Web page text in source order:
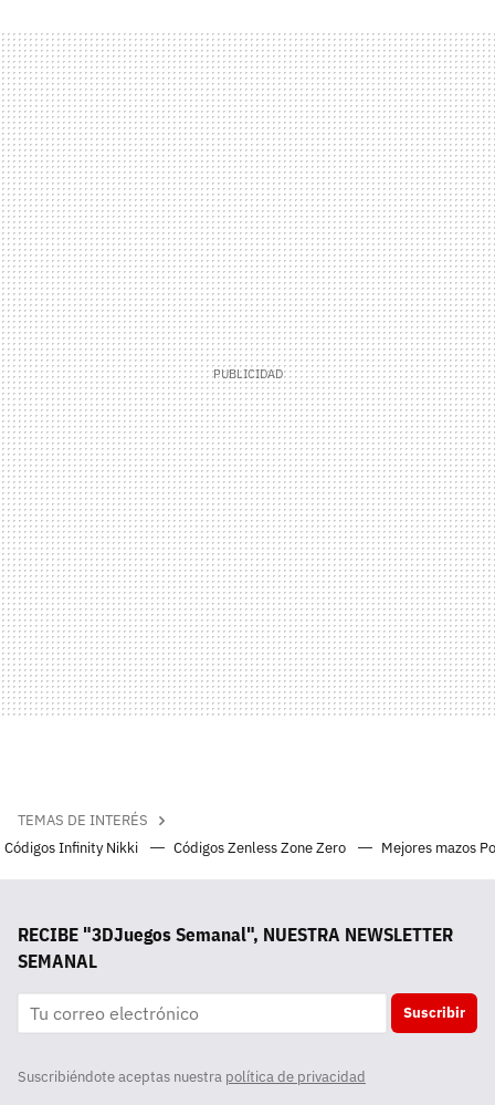
TEMAS DE INTERÉS
Códigos Infinity Nikki
Códigos Zenless Zone Zero Mejores mazos
RECIBE "3DJuegos Semanal", NUESTRA NEWSLETTER
SEMANAL
Suscribir
Suscribiéndote aceptas nuestra política de privacidad